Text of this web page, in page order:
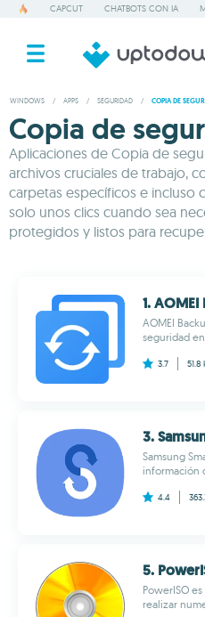
CAPCUT CHATBOTS CON IA
WINDOWS / APPS / SEGURIDAD / COPIA DE
Copia de
Aplicaciones de Copia de
archivos cruciales de trabajo,
carpetas específicos e incluso
solo unos clics cuando sea
protegidos y listos para
1.
AOMEI
seguridad
3.7 51.8
3.
Samsung
información
4.4
5.
PowerISO
realizar